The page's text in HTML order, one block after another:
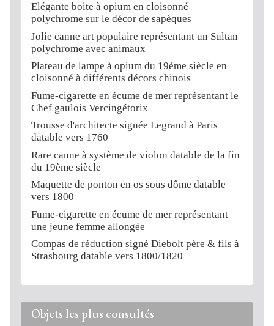
Elégante boite à opium en cloisonné
polychrome sur le décor de sapèques
Jolie canne art populaire représentant un Sultan
polychrome avec animaux
Plateau de lampe à opium du 19ème siècle en
cloisonné à différents décors chinois
Fume-cigarette en écume de mer représentant le
Chef gaulois Vercingétorix
Trousse d'architecte signée Legrand à Paris
datable vers 1760
Rare canne à système de violon datable de la fin
du 19ème siècle
Maquette de ponton en os sous dôme datable
vers 1800
Fume-cigarette en écume de mer représentant
une jeune femme allongée
Compas de réduction signé Diebolt père & fils à
Strasbourg datable vers 1800/1820
Objets les plus consultés